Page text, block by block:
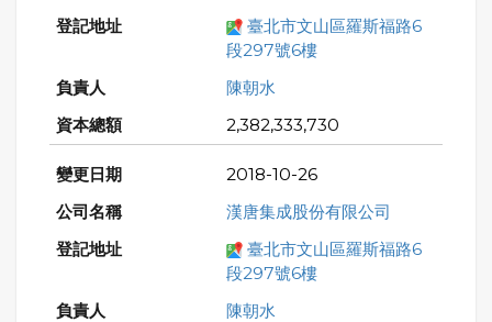
臺北市文山區羅斯福路6
段297號6樓
陳朝水
2,382,333,730
2018-10-26
漢唐集成股份有限公司
臺北市文山區羅斯福路6
段297號6樓
陳朝水